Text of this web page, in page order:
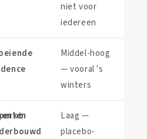
niet voor
iedereen
Middel-hoog
— vooral 's
winters
Laag —
placebo-